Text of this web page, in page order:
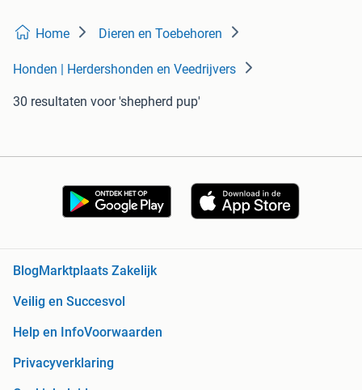
Home Dieren en Toebehoren
Honden | Herdershonden en Veedrijvers
30 resultaten voor 'shepherd pup'
BlogMarktplaats Zakelijk
Veilig en Succesvol
Help en InfoVoorwaarden
Privacyverklaring